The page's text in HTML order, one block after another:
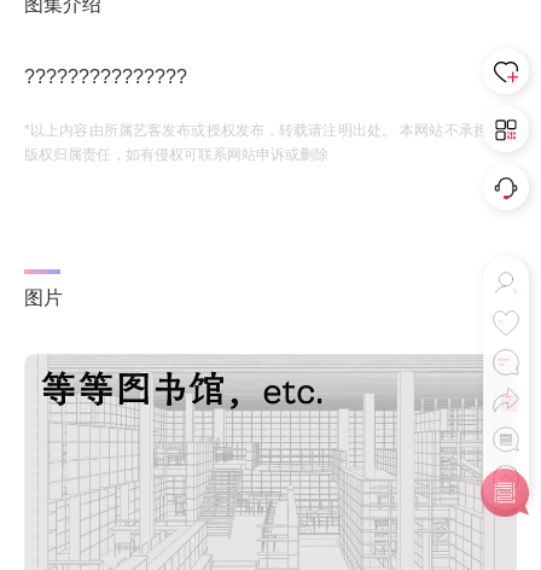
图集介绍
???????????????
*以上内容由所属艺客发布或授权发布，转载请注明出处。 本网站不承担相应
版权归属责任，如有侵权可联系网站申诉或删除
图片